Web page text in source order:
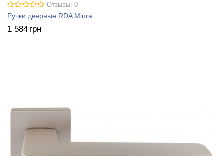
Отзывы: 0
Ручки дверные RDA Miura
1 584 грн